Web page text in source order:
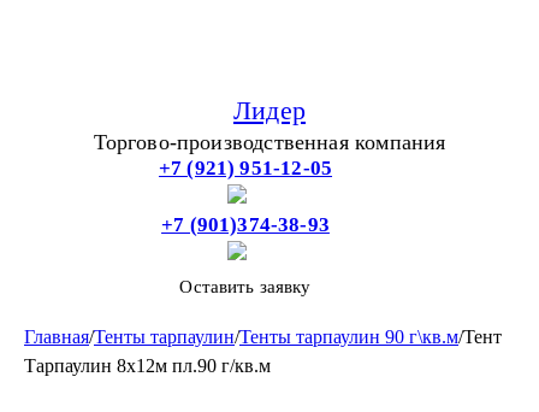
Лидер
Торгово-производственная компания
+7 (921) 951-12-05
+7 (901)374-38-93
Оставить заявку
Главная/Тенты тарпаулин/Тенты тарпаулин 90 г\кв.м/Тент
Тарпаулин 8х12м пл.90 г/кв.м